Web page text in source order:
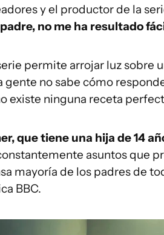
y el productor de la
no me ha resultado
permite arrojar luz sobre
gente no sabe cómo
existe ninguna receta
que tiene una hija de 14
asuntos que
mayoría de los padres de
BBC.